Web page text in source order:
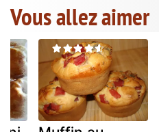
Vous allez aimer